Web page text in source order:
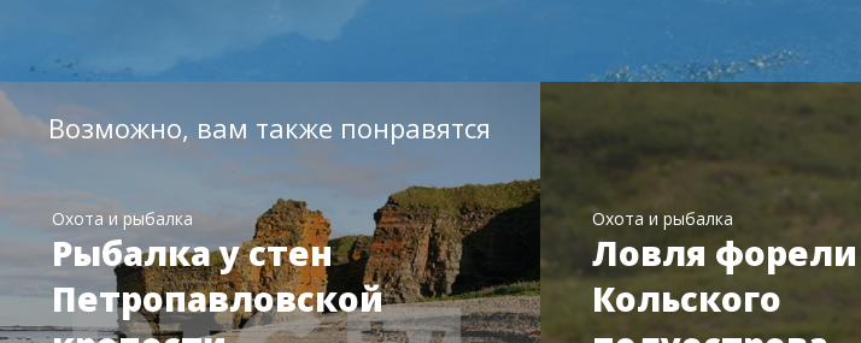
Возможно, вам также понравятся
Охота и рыбалка
Рыбалка у стен
Петропавловской
Охота и рыбалка
Ловля форели
Кольского